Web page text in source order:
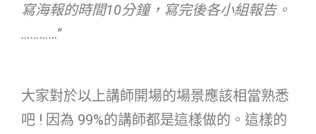
寫海報的時間10分鐘，寫完後各小組報告。
…………”
大家對於以上講師開場的場景應該相當熟悉
吧 ! 因為 99%的講師都是這樣做的。這樣的